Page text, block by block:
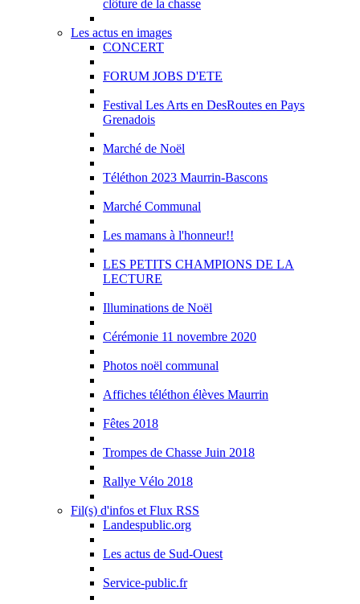
clôture de la chasse
Les actus en images
CONCERT
FORUM JOBS D'ETE
Festival Les Arts en DesRoutes en Pays
Grenadois
Marché de Noël
Téléthon 2023 Maurrin-Bascons
Marché Communal
Les mamans à l'honneur!!
LES PETITS CHAMPIONS DE LA
LECTURE
Illuminations de Noël
Cérémonie 11 novembre 2020
Photos noël communal
Affiches téléthon élèves Maurrin
Fêtes 2018
Trompes de Chasse Juin 2018
Rallye Vélo 2018
Fil(s) d'infos et Flux RSS
Landespublic.org
Les actus de Sud-Ouest
Service-public.fr